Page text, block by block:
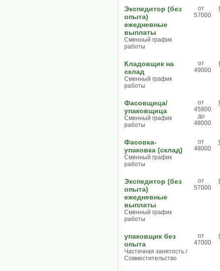
Экспедитор (без
опыта)
ежедневные
выплаты
Сменный график
работы
от
57000
Кладовщик на
склад
Сменный график
работы
от
49000
Фасовщица/
упаковщица
Сменный график
работы
от
45800
до
48000
Фасовка-
упаковка (склад)
Сменный график
работы
от
48000
Экспедитор (без
опыта)
ежедневные
выплаты
Сменный график
работы
от
57000
упаковщик без
опыта
Частичная занятость /
Совместительство
от
47000